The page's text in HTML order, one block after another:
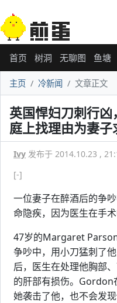
首页 树洞 无聊图 鱼塘
主页 冷新闻 文章正文
英国悍妇刀刺行
庭上找理由为妻子
Ivy 发布于 2014.10.23 ,
[-]
一位妻子在醉酒后的争
命隐疾，因为医生在手
47岁的Margaret
争吵中，用小刀猛刺了
后，医生在处理他胸部
的肝部有损伤。Gordon
她袭击了他，也不会发